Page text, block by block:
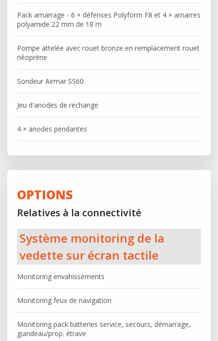
Pack amarrage - 6 × défenses Polyform F8 et 4 × amarres
polyamide 22 mm de 18 m
Pompe attelée avec rouet bronze en remplacement rouet
néoprène
Sondeur Airmar SS60
Jeu d'anodes de rechange
4 × anodes pendantes
OPTIONS
Relatives à la connectivité
Système monitoring de la
vedette sur écran tactile
Monitoring envahissements
Monitoring feux de navigation
Monitoring pack batteries service, secours, démarrage,
guindeau/prop. étrave